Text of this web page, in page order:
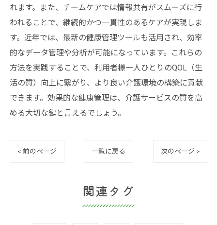
れます。また、チームケアでは情報共有がスムーズに行
われることで、継続的かつ一貫性のあるケアが実現しま
す。近年では、最新の健康管理ツールも活用され、効率
的なデータ管理や分析が可能になっています。これらの
方法を実践することで、利用者様一人ひとりのQOL（生
活の質）向上に繋がり、より良い介護環境の構築に貢献
できます。効果的な健康管理は、介護サービスの質を高
める大切な鍵と言えるでしょう。
< 前のページ 一覧に戻る 次のページ >
関連タグ